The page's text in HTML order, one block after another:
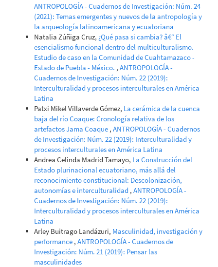
ANTROPOLOGÍA - Cuadernos de Investigación: Núm. 24
(2021): Temas emergentes y nuevos de la antropología y
la arqueología latinoamericana y ecuatoriana
Natalia Zúñiga Cruz, ¿Qué pasa si cambia? â€“ El
esencialismo funcional dentro del multiculturalismo.
Estudio de caso en la Comunidad de Cuahtamazaco -
Estado de Puebla - México. , ANTROPOLOGÍA -
Cuadernos de Investigación: Núm. 22 (2019):
Interculturalidad y procesos interculturales en América
Latina
Patxi Mikel Villaverde Gómez, La cerámica de la cuenca
baja del río Coaque: Cronología relativa de los
artefactos Jama Coaque , ANTROPOLOGÍA - Cuadernos
de Investigación: Núm. 22 (2019): Interculturalidad y
procesos interculturales en América Latina
Andrea Celinda Madrid Tamayo, La Construcción del
Estado plurinacional ecuatoriano, más allá del
reconocimiento constitucional: Descolonización,
autonomías e interculturalidad , ANTROPOLOGÍA -
Cuadernos de Investigación: Núm. 22 (2019):
Interculturalidad y procesos interculturales en América
Latina
Arley Buitrago Landázuri, Masculinidad, investigación y
performance , ANTROPOLOGÍA - Cuadernos de
Investigación: Núm. 21 (2019): Pensar las
masculinidades